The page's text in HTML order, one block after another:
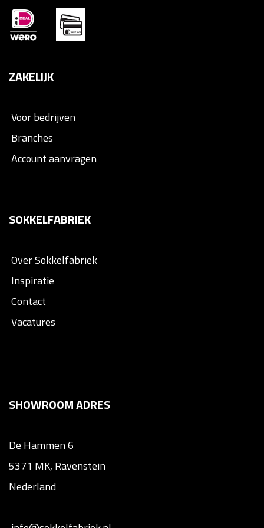
ZAKELIJK
Voor bedrijven
Branches
Account aanvragen
SOKKELFABRIEK
Over Sokkelfabriek
Inspiratie
Contact
Vacatures
SHOWROOM ADRES
De Hammen 6
5371 MK, Ravenstein
Nederland